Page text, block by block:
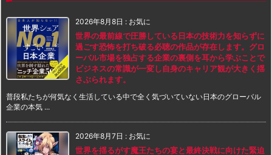
2026年8月8日 : お気に
世界の最前線で圧勝している日本の技術力を知らずに
過ごす恐怖を打ち破る必聴の作品が存在します。グロ
ーバル市場を独占する企業の裏側を耳から学ぶことで
ビジネスの常識が一変し自身のキャリア観が大きく揺
さぶられます。
普段私たちが何気なく生活している中で全く気づいていない日本のグローバル
企業の本気 ...
2026年8月7日 : お気に
世界を揺るがす魔王たちの宴と最終決戦に向けた緊迫